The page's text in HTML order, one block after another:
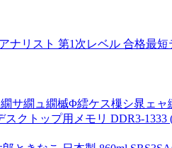
ナリスト 第1次レベル 合格最
サ繝ュ繝槭Φ繧ケス樔シ晁ェ
クトップ用メモリ DDR3-